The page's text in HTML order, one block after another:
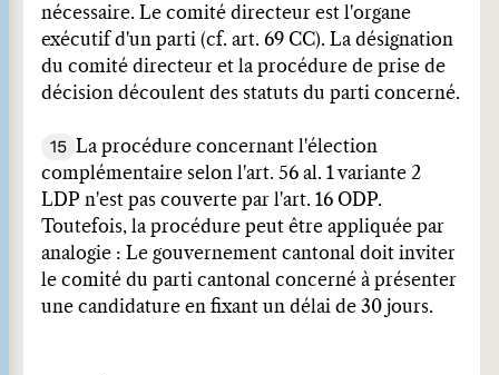
nécessaire. Le comité directeur est l'organe
exécutif d'un parti (cf. art. 69 CC). La désignation
du comité directeur et la procédure de prise de
décision découlent des statuts du parti concerné.
15
La procédure concernant l'élection
complémentaire selon l'art. 56 al. 1 variante 2
LDP n'est pas couverte par l'art. 16 ODP.
Toutefois, la procédure peut être appliquée par
analogie : Le gouvernement cantonal doit inviter
le comité du parti cantonal concerné à présenter
une candidature en fixant un délai de 30 jours.